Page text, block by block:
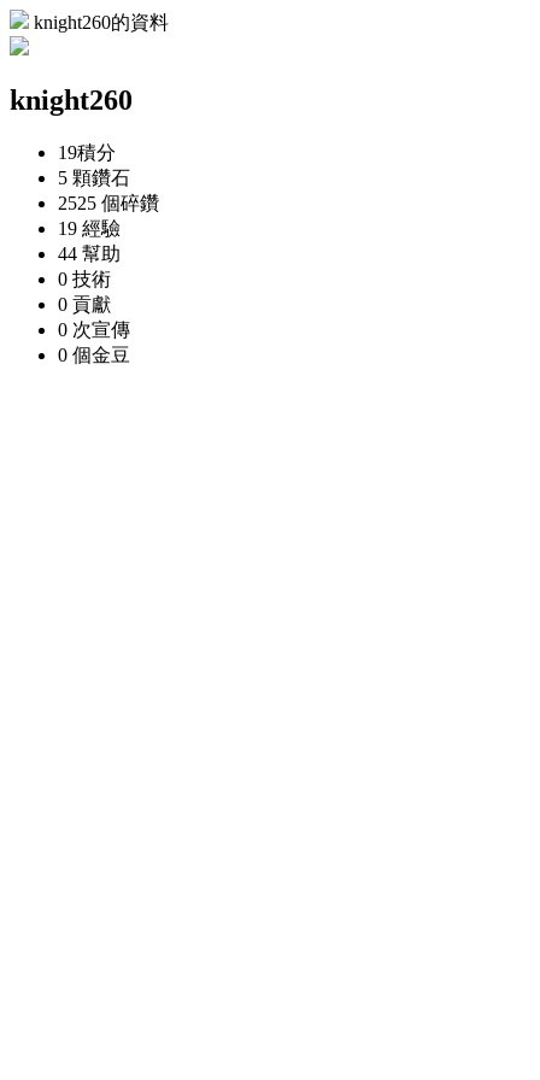
knight260的資料
knight260
19積分
5 顆鑽石
2525 個碎鑽
19 經驗
44 幫助
0 技術
0 貢獻
0 次宣傳
0 個金豆